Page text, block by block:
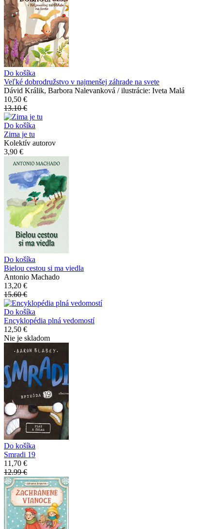
Do košíka
Veľké dobrodružstvo v najmenšej záhrade na svete
Dávid Králik, Barbora Nalevanková / ilustrácie: Iveta Malá
10,50 €
13.10 €
Do košíka
Zima je tu
Kolektív autorov
3,90 €
Do košíka
Bielou cestou si ma viedla
Antonio Machado
13,20 €
15.60 €
Do košíka
Encyklopédia plná vedomostí
12,50 €
Nie je skladom
Do košíka
Smradi 19
11,70 €
12.99 €